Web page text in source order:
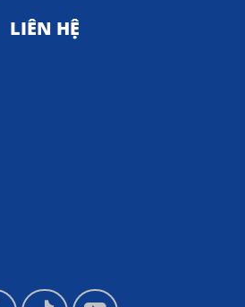
LIÊN HỆ